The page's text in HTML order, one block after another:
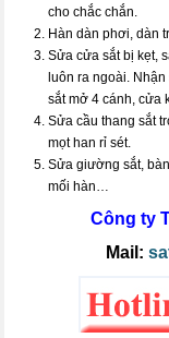
cho chắc chắn.
Hàn dàn phơi, dàn
Sửa cửa sắt bị kẹt,
luôn ra ngoài.
sắt mở 4 cánh, cửa
Sửa cầu thang sắt
mọt han rỉ sét.
Sửa giường sắt,
mối hàn…
Công ty
Mail: